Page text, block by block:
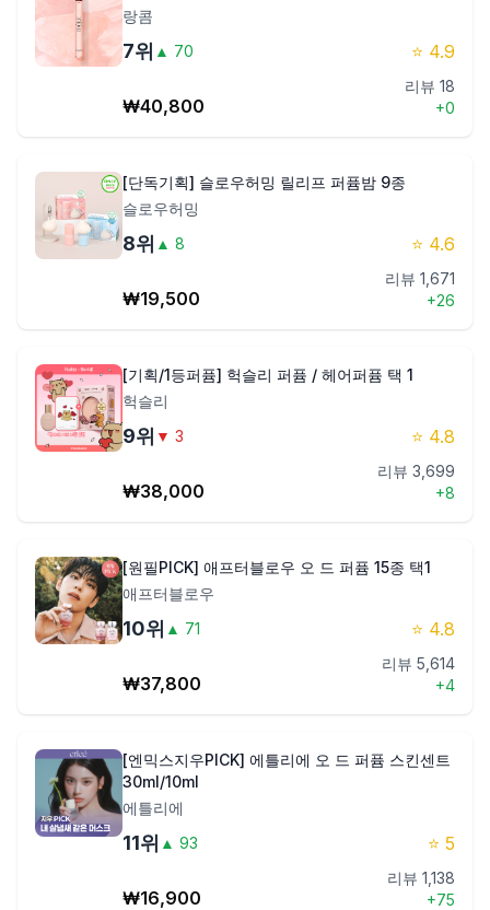
랑콤
7위 ▲ 70 ⭐ 4.9
₩40,800
리뷰 18
+0
[단독기획] 슬로우허밍 릴리프 퍼퓸밤 9종
슬로우허밍
8위 ▲ 8 ⭐ 4.6
₩19,500
리뷰 1,671
+26
[기획/1등퍼퓸] 헉슬리 퍼퓸 / 헤어퍼퓸 택 1
헉슬리
9위 ▼ 3 ⭐ 4.8
₩38,000
리뷰 3,699
+8
[원필PICK] 애프터블로우 오 드 퍼퓸 15종 택1
애프터블로우
10위 ▲ 71 ⭐ 4.8
₩37,800
리뷰 5,614
+4
[엔믹스지우PICK] 에틀리에 오 드 퍼퓸 스킨센트
30ml/10ml
에틀리에
11위 ▲ 93 ⭐ 5
₩16,900
리뷰 1,138
+75